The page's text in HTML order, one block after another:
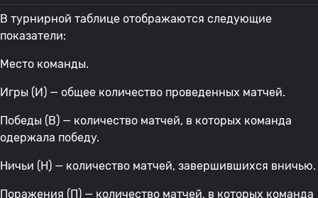
В турнирной таблице отображаются следующие
показатели:
Место команды.
Игры (И) — общее количество проведенных матчей.
Победы (В) — количество матчей, в которых команда
одержала победу.
Ничьи (Н) — количество матчей, завершившихся вничью.
Поражения (П) — количество матчей, в которых команда